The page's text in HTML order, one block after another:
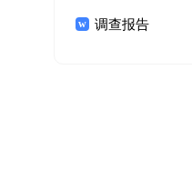
调查报告